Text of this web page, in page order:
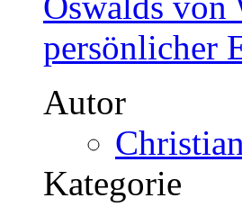
Autor
Kategorie
Preis